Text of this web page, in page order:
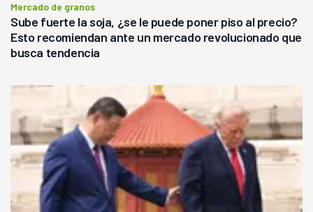
Mercado de granos
Sube fuerte la soja, ¿se le puede poner piso al precio?
Esto recomiendan ante un mercado revolucionado que
busca tendencia